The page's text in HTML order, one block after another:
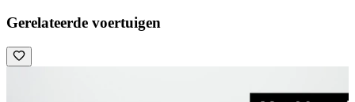
Gerelateerde voertuigen